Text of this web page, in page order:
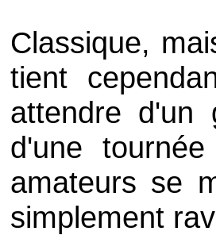
Classique,
tient
attendre d'un
d'une
amateurs se
simplement